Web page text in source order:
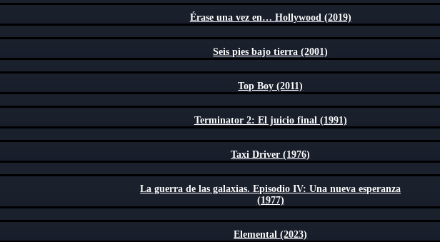
Érase una vez en… Hollywood (2019)
Seis pies bajo tierra (2001)
Top Boy (2011)
Terminator 2: El juicio final (1991)
Taxi Driver (1976)
La guerra de las galaxias. Episodio IV: Una nueva esperanza
(1977)
Elemental (2023)